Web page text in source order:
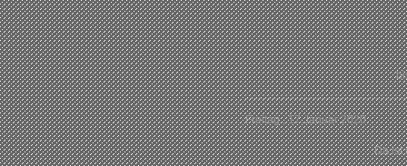
Freitag , 17.Januar 2020
Da ist